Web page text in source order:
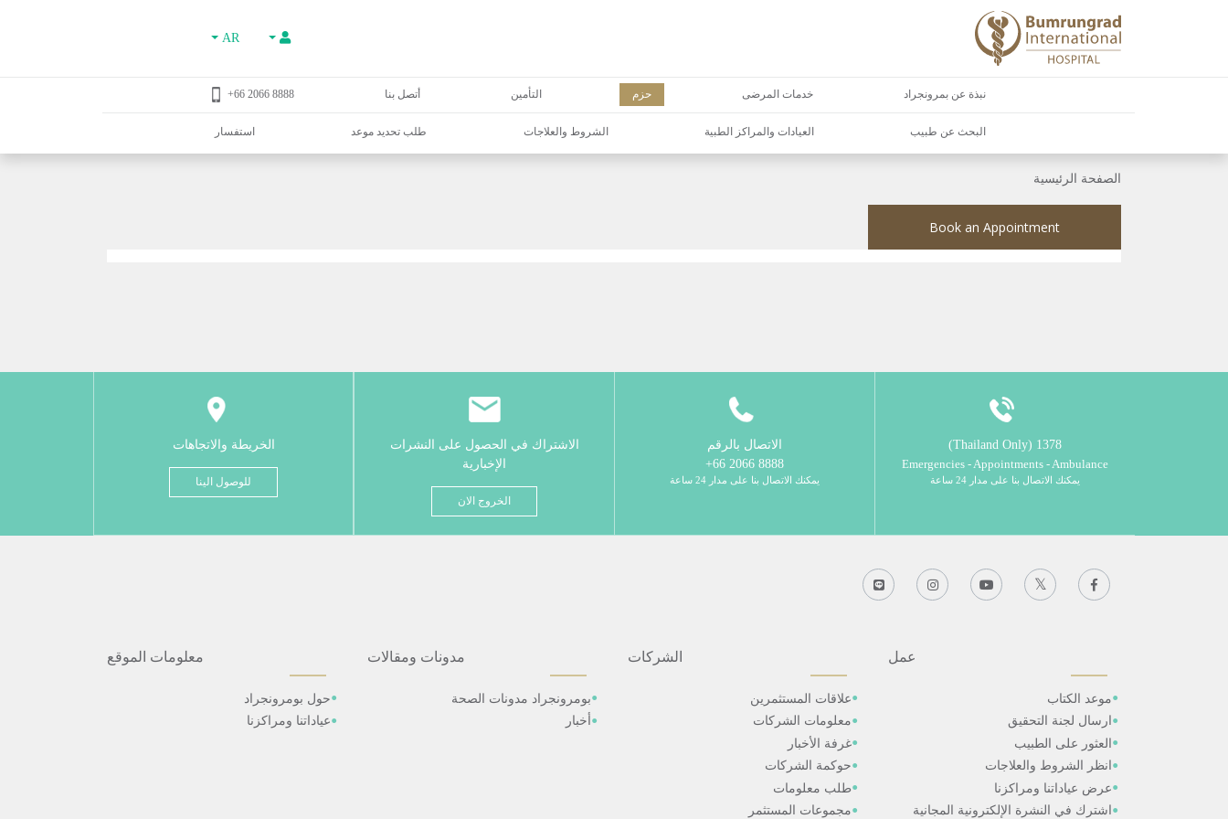
AR
نبذة عن بمرونجراد خدمات المرضى حزم التأمين أتصل بنا 8888 2066 66+
البحث عن طبيب العيادات والمراكز الطبية الشروط والعلاجات طلب تحديد موعد استفسار
الصفحة الرئيسية
Book an Appointment
1378 (Thailand Only)
Emergencies - Appointments - Ambulance
يمكنك الاتصال بنا على مدار 24 ساعة
الاتصال بالرقم
8888 2066 66+
يمكنك الاتصال بنا على مدار 24 ساعة
الاشتراك في الحصول على النشرات
الإخبارية
الخروج الان
الخريطة والاتجاهات
للوصول الينا
عمل
موعد الكتاب
ارسال لجنة التحقيق
العثور على الطبيب
انظر الشروط والعلاجات
عرض عياداتنا ومراكزنا
اشترك في النشرة الإلكترونية المجانية
الشركات
علاقات المستثمرين
معلومات الشركات
غرفة الأخبار
حوكمة الشركات
طلب معلومات
مجموعات المستثمر
مدونات ومقالات
بومرونجراد مدونات الصحة
أخبار
معلومات الموقع
حول بومرونجراد
عياداتنا ومراكزنا